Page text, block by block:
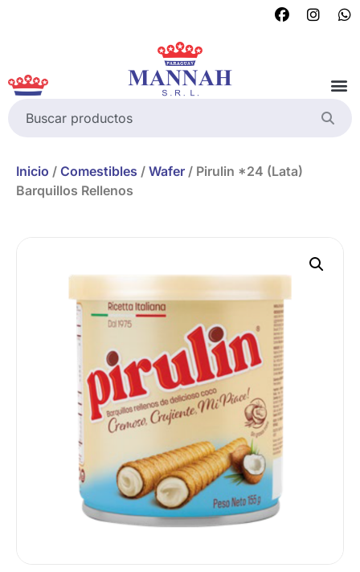
Inicio / Comestibles / Wafer / Pirulin *24 (Lata)
Barquillos Rellenos